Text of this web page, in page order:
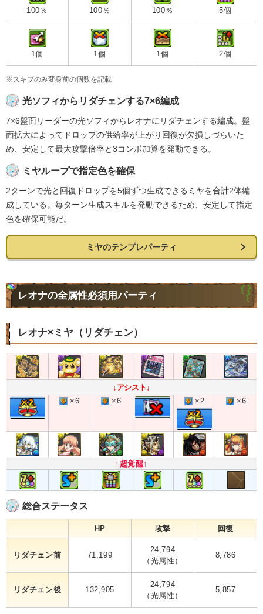
100％ 100％ 100％ 5個
1個 1個 1個 2個
※スキブのみ変身前の個数を記載
光ソフィからリダチェンする7×6編成
7×6盤面リーダーの光ソフィからレオナにリダチェンする編成。盤
面拡大によってドロップの供給率が上がり回復が欠損しづらいた
め、安定して最大攻撃倍率と3コンボ加算を発動できる。
ミヤループで指定色を確保
2ターンで光と回復ドロップを5個ずつ生成できるミヤを合計2体編
成している。毎ターン生成スキルを発動できるため、安定して指定
色を確保可能だ。
ミヤのテンプレパーティ
レオナの全属性必須用パーティ
レオナ×ミヤ（リダチェン）
↓アシスト↓
×6
×6 ×2 ×6
↑超覚醒↑
総合ステータス
HP 攻撃 回復
リダチェン前 71,199
24,794
（光属性）
8,786
リダチェン後 132,905
24,794
（光属性）
5,857